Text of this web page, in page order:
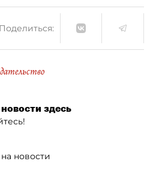
Поделиться:
здесь
новости